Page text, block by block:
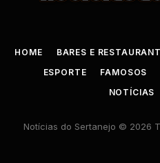
HOME BARES E
ESPORTE
FAMOSOS
NOTÍCIAS
Notícias do Sertanejo © 2026